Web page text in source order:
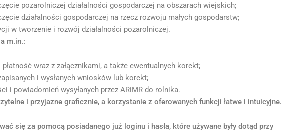
pozarolniczej działalności gospodarczej na obszarach wiejskich;
działalności gospodarczej na rzecz rozwoju małych gospodarstw;
w tworzenie i rozwój działalności pozarolniczej.
m.in.:
wraz z załącznikami, a także ewentualnych korekt;
i wysłanych wniosków lub korekt;
i powiadomień wysyłanych przez ARiMR do rolnika.
i przyjazne graficznie, a korzystanie z oferowanych funkcji łatwe i intuicyjne.
się za pomocą posiadanego już loginu i hasła, które używane były dotąd przy